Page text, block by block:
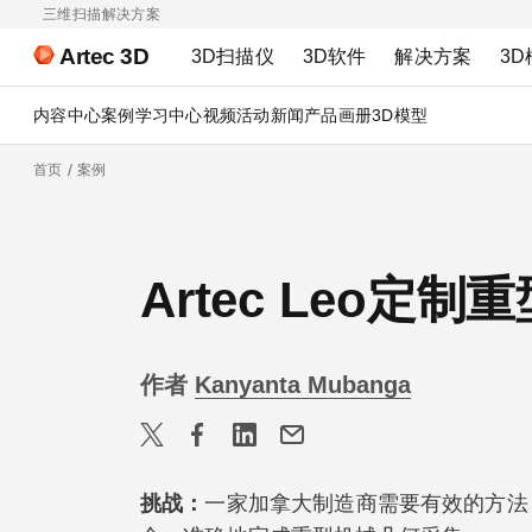
三维扫描解决方案
Artec 3D 3D扫描仪 3D软件 解决方案 3D
内容中心案例 学习中心视频活动新闻产品画册3D模型
首页 案例
Artec Leo定制重
作者 Kanyanta Mubanga
挑战：一家加拿大制造商需要有效的方